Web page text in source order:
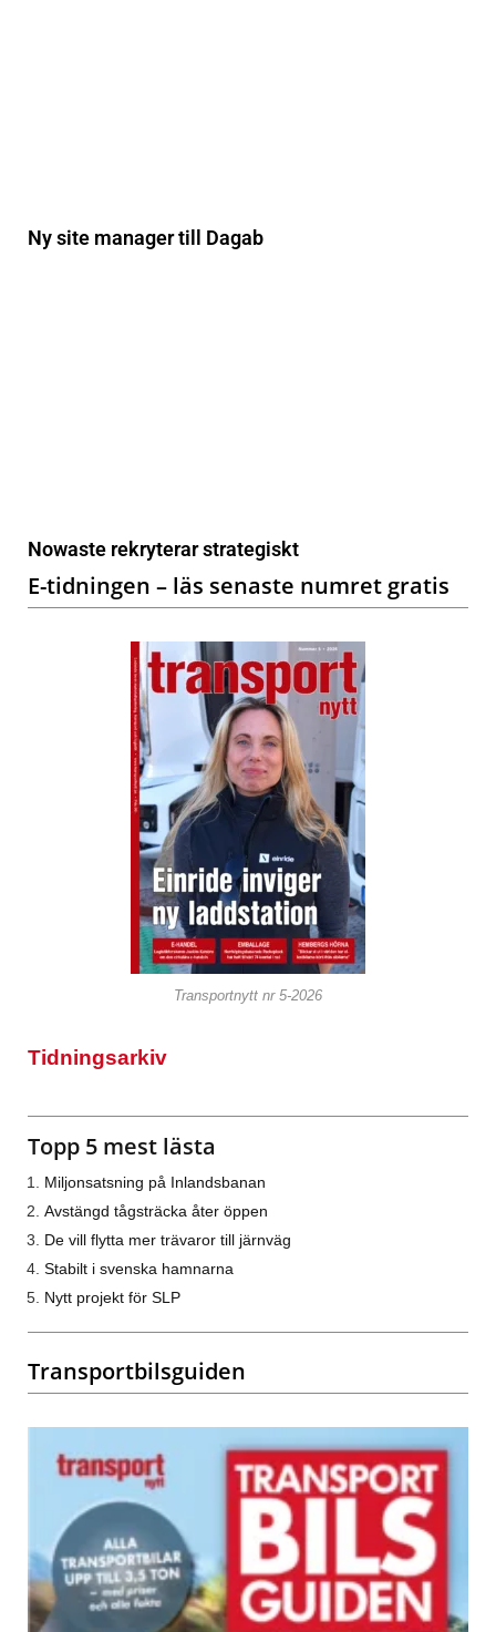
Ny site manager till Dagab
Nowaste rekryterar strategiskt
E-tidningen – läs senaste numret gratis
Transportnytt nr 5-2026
Tidningsarkiv
Topp 5 mest lästa
Miljonsatsning på Inlandsbanan
Avstängd tågsträcka åter öppen
De vill flytta mer trävaror till järnväg
Stabilt i svenska hamnarna
Nytt projekt för SLP
Transportbilsguiden